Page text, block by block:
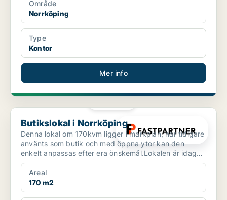
Område
Norrköping
Type
Kontor
Mer info
Butikslokal i Norrköping
Butikslokal i Norrköping
Denna lokal om 170kvm ligger i markplan, har tidigare
använts som butik och med öppna ytor kan den
enkelt anpassas efter era önskemål.Lokalen är idag
uppdela...
Areal
170 m2